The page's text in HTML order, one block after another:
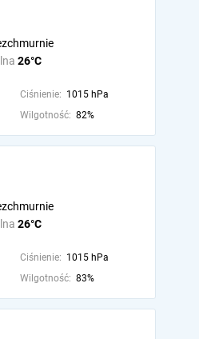
26°C
Ciśnienie: 1015 hPa
Wilgotność: 82%
26°C
Ciśnienie: 1015 hPa
Wilgotność: 83%